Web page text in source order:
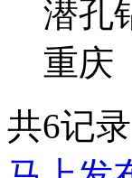
潜孔
重庆
共6记录